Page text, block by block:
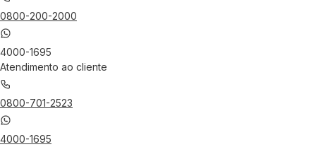
0800-200-2000
4000-1695
Atendimento ao cliente
0800-701-2523
4000-1695